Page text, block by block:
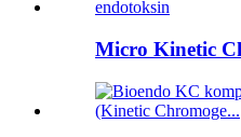
Micro Kinetic